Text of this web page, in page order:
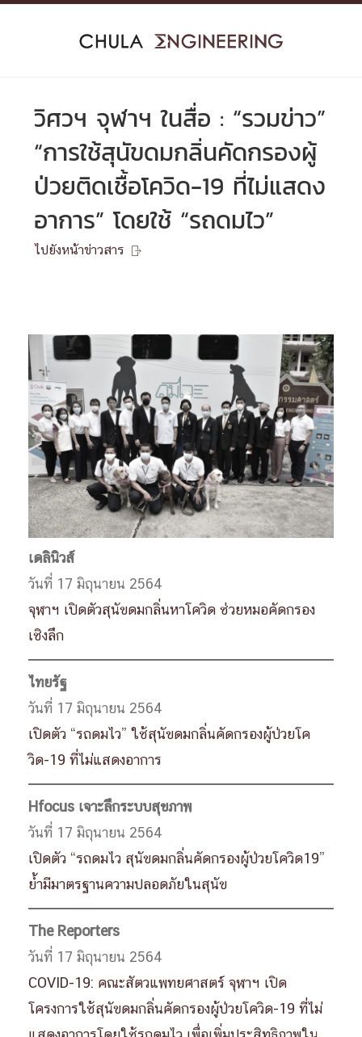
Skip
วิศวฯ จุฬาฯ ในสื่อ : “รวมข่าว”
“การใช้สุนัขดมกลิ่นคัดกรองผู้
ป่วยติดเชื้อโควิด-19 ที่ไม่แสดง
อาการ” โดยใช้ “รถดมไว”
ไปยังหน้าข่าวสาร 
เดลินิวส์
วันที่ 17 มิถุนายน 2564
จุฬาฯ เปิดตัวสุนัขดมกลิ่นหาโควิด ช่วยหมอคัดกรอง
เชิงลึก
ไทยรัฐ
วันที่ 17 มิถุนายน 2564
เปิดตัว “รถดมไว” ใช้สุนัขดมกลิ่นคัดกรองผู้ป่วยโค
วิด-19 ที่ไม่แสดงอาการ
Hfocus เจาะลึกระบบสุขภาพ
วันที่ 17 มิถุนายน 2564
เปิดตัว “รถดมไว สุนัขดมกลิ่นคัดกรองผู้ป่วยโควิด19”
ย้ำมีมาตรฐานความปลอดภัยในสุนัข
The Reporters
วันที่ 17 มิถุนายน 2564
COVID-19: คณะสัตวแพทยศาสตร์ จุฬาฯ เปิด
โครงการใช้สุนัขดมกลิ่นคัดกรองผู้ป่วยโควิด-19 ที่ไม่